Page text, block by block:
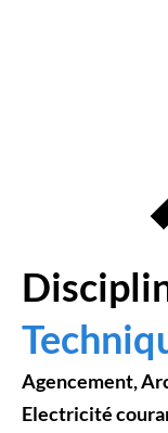
Agencement,
Electricité